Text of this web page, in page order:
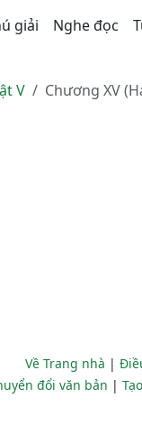
giải Nghe đọc
V Chương XV
Về Trang nhà |
đổi văn bản |